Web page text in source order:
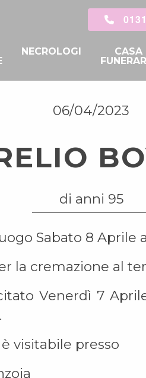
NECROLOGI
CASA
06/04/2023
di anni 95
Sabato 8 Aprile
la cremazione al
Venerdì 7
visitabile presso